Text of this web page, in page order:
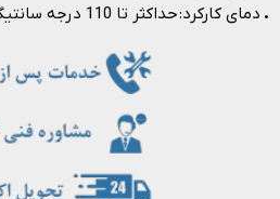
. دمای کارکرد: حداکثر تا 110 درجه سانتیگراد​​​​​​​